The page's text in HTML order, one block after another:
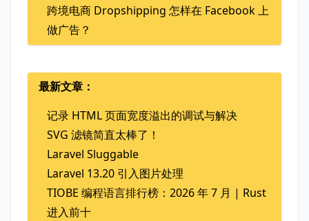
跨境电商 Dropshipping 怎样在 Facebook 上
做广告？
最新文章：
记录 HTML 页面宽度溢出的调试与解决
SVG 滤镜简直太棒了！
Laravel Sluggable
Laravel 13.20 引入图片处理
TIOBE 编程语言排行榜：2026 年 7 月 | Rust
进入前十